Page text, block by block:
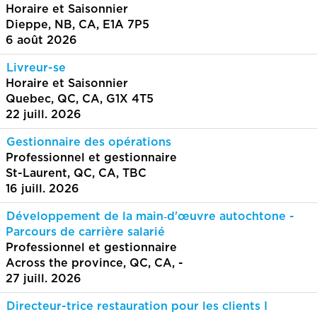
Horaire et Saisonnier
Dieppe, NB, CA, E1A 7P5
6 août 2026
Livreur-se
Horaire et Saisonnier
Quebec, QC, CA, G1X 4T5
22 juill. 2026
Gestionnaire des opérations
Professionnel et gestionnaire
St-Laurent, QC, CA, TBC
16 juill. 2026
Développement de la main‑d'œuvre autochtone -
Parcours de carrière salarié
Professionnel et gestionnaire
Across the province, QC, CA, -
27 juill. 2026
Directeur-trice restauration pour les clients I